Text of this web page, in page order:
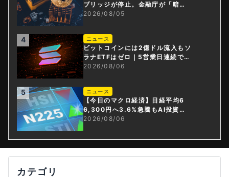
ブリッジが停止。金融庁が「暗号
資産・ステーブルコイン課」新設
2026/08/05
4 ニュース
ビットコインには2億ドル流入もソ
ラナETFはゼロ｜5営業日連続で停
止
2026/08/06
5 ニュース
【今日のマクロ経済】日経平均6
6,300円へ3.6%急騰もAI投資回
収懸念が再燃
2026/08/06
カテゴリ